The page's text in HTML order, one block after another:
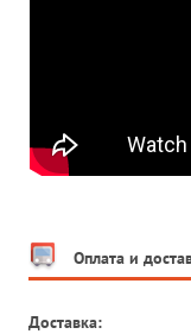
Оплата и
Доставка: